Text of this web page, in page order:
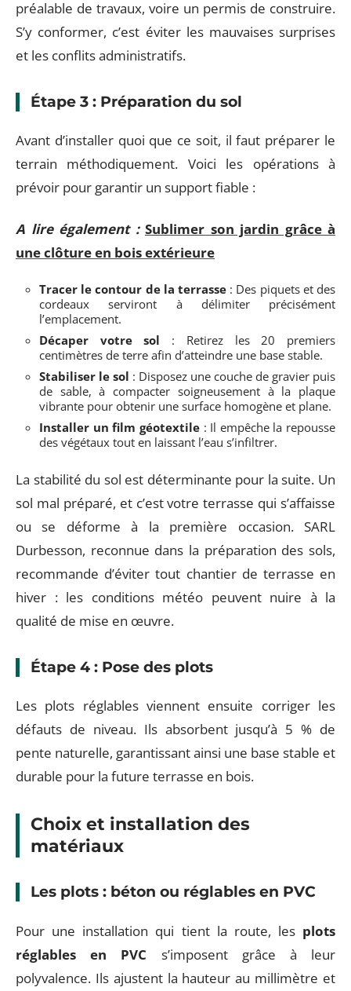
préalable de travaux, voire un permis de construire.
S’y conformer, c’est éviter les mauvaises surprises
et les conflits administratifs.
Étape 3 : Préparation du sol
Avant d’installer quoi que ce soit, il faut préparer le
terrain méthodiquement. Voici les opérations à
prévoir pour garantir un support fiable :
A lire également : Sublimer son jardin grâce à
une clôture en bois extérieure
Tracer le contour de la terrasse : Des piquets et des
cordeaux serviront à délimiter précisément
l’emplacement.
Décaper votre sol : Retirez les 20 premiers
centimètres de terre afin d’atteindre une base stable.
Stabiliser le sol : Disposez une couche de gravier puis
de sable, à compacter soigneusement à la plaque
vibrante pour obtenir une surface homogène et plane.
Installer un film géotextile: Il empêche la repousse
des végétaux tout en laissant l’eau s’infiltrer.
La stabilité du sol est déterminante pour la suite. Un
sol mal préparé, et c’est votre terrasse qui s’affaisse
ou se déforme à la première occasion. SARL
Durbesson, reconnue dans la préparation des sols,
recommande d’éviter tout chantier de terrasse en
hiver : les conditions météo peuvent nuire à la
qualité de mise en œuvre.
Étape 4 : Pose des plots
Les plots réglables viennent ensuite corriger les
défauts de niveau. Ils absorbent jusqu’à 5 % de
pente naturelle, garantissant ainsi une base stable et
durable pour la future terrasse en bois.
Choix et installation des
matériaux
Les plots : béton ou réglables en PVC
Pour une installation qui tient la route, les plots
réglables en PVC s’imposent grâce à leur
polyvalence. Ils ajustent la hauteur au millimètre et